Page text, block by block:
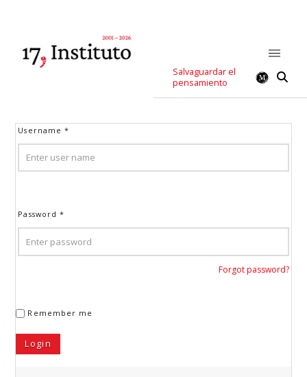
Salvaguardar el
pensamiento
Username*
Password*
Forgot password?
Remember me